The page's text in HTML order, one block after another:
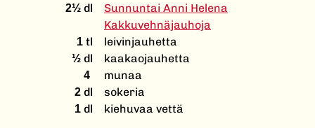
2½ dl
Sunnuntai Anni Helena
Kakkuvehnäjauhoja
1 tl leivinjauhetta
½ dl kaakaojauhetta
4 munaa
2 dl sokeria
1 dl kiehuvaa vettä